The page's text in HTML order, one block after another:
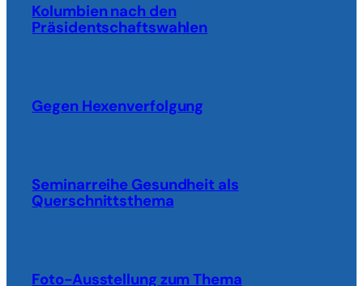
Kolumbien nach den
Präsidentschaftswahlen
Gegen Hexenverfolgung
Seminarreihe Gesundheit als
Querschnittsthema
Foto-Ausstellung zum Thema